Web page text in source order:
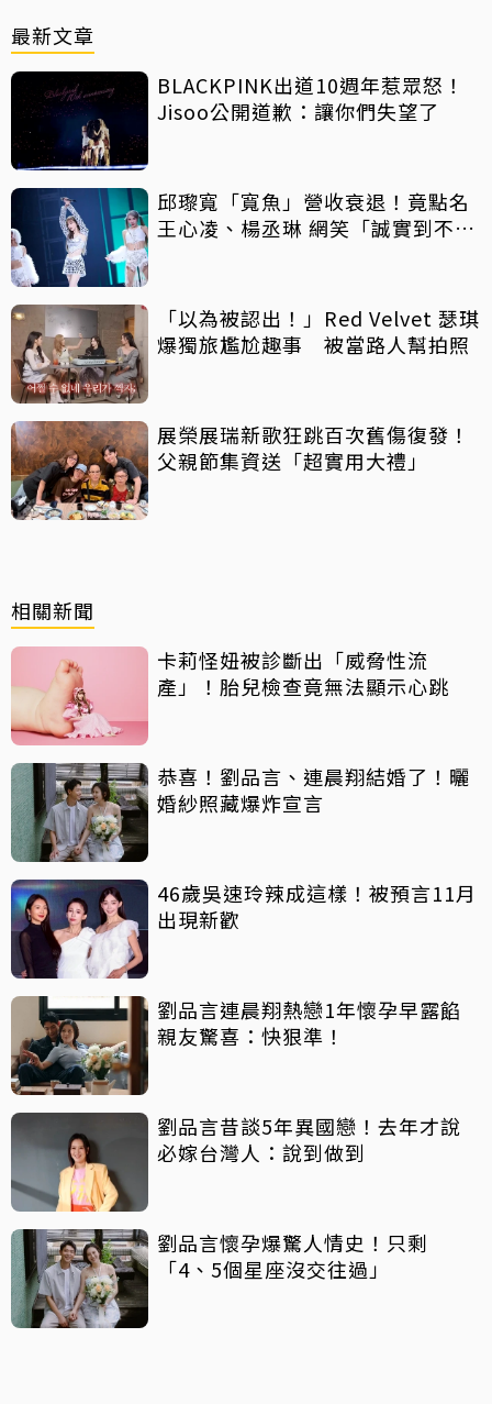
最新文章
BLACKPINK出道10週年惹眾怒！
Jisoo公開道歉：讓你們失望了
邱瓈寬「寬魚」營收衰退！竟點名
王心凌、楊丞琳 網笑「誠實到不
「以為被認出！」Red Velvet 瑟琪
爆獨旅尷尬趣事 被當路人幫拍照
展榮展瑞新歌狂跳百次舊傷復發！
父親節集資送「超實用大禮」
相關新聞
卡莉怪妞被診斷出「威脅性流
產」！胎兒檢查竟無法顯示心跳
恭喜！劉品言、連晨翔結婚了！曬
婚紗照藏爆炸宣言
46歲吳速玲辣成這樣！被預言11月
出現新歡
劉品言連晨翔熱戀1年懷孕早露餡
親友驚喜：快狠準！
劉品言昔談5年異國戀！去年才說
必嫁台灣人：說到做到
劉品言懷孕爆驚人情史！只剩
「4、5個星座沒交往過」